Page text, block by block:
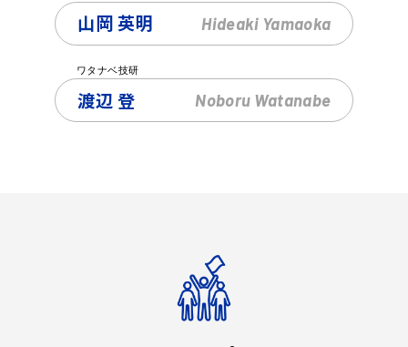
山岡 英明 Hideaki Yamaoka
ワタナベ技研
渡辺 登 Noboru Watanabe